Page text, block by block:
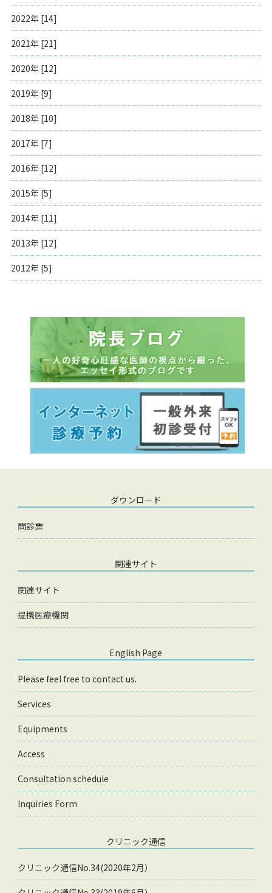
2022年 [14]
2021年 [21]
2020年 [12]
2019年 [9]
2018年 [10]
2017年 [7]
2016年 [12]
2015年 [5]
2014年 [11]
2013年 [12]
2012年 [5]
ダウンロード
問診票
関連サイト
関連サイト
提携医療機関
English Page
Please feel free to contact us.
Services
Equipments
Access
Consultation schedule
Inquiries Form
クリニック通信
クリニック通信No.34(2020年2月）